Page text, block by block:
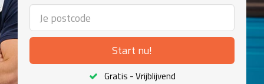
Start nu!
Gratis - Vrijblijvend